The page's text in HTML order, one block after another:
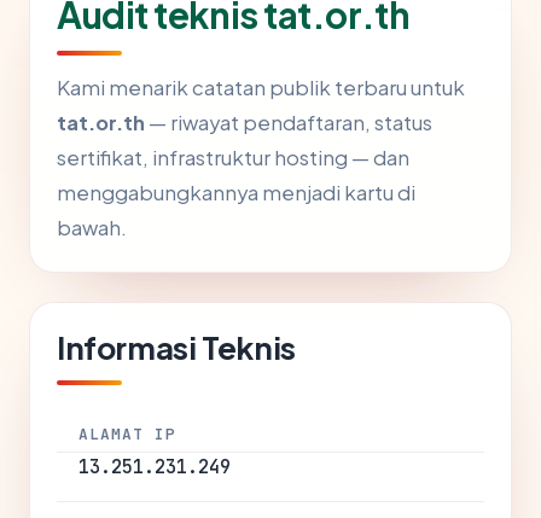
Audit teknis tat.or.th
Kami menarik catatan publik terbaru untuk
tat.or.th — riwayat pendaftaran, status
sertifikat, infrastruktur hosting — dan
menggabungkannya menjadi kartu di
bawah.
Informasi Teknis
ALAMAT IP
13.251.231.249